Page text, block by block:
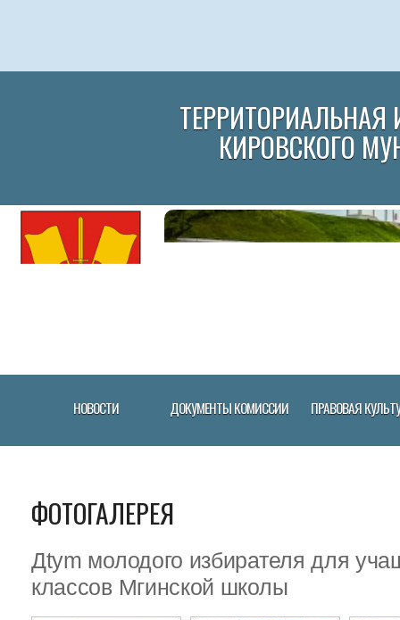
КИРОВСКОГО
НОВОСТИ ДОКУМЕНТЫ КОМИССИИ ПРАВОВАЯ
ФОТОГАЛЕРЕЯ
Дtym молодого избирателя для
классов Мгинской школы